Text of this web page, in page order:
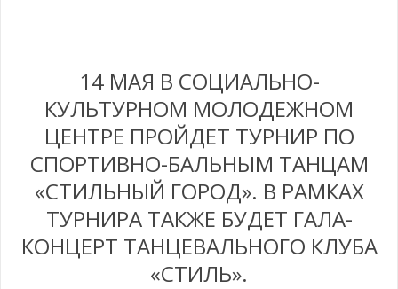
14 МАЯ В СОЦИАЛЬНО-
КУЛЬТУРНОМ МОЛОДЕЖНОМ
ЦЕНТРЕ ПРОЙДЕТ ТУРНИР ПО
СПОРТИВНО-БАЛЬНЫМ ТАНЦАМ
«СТИЛЬНЫЙ ГОРОД». В РАМКАХ
ТУРНИРА ТАКЖЕ БУДЕТ ГАЛА-
КОНЦЕРТ ТАНЦЕВАЛЬНОГО КЛУБА
«СТИЛЬ».